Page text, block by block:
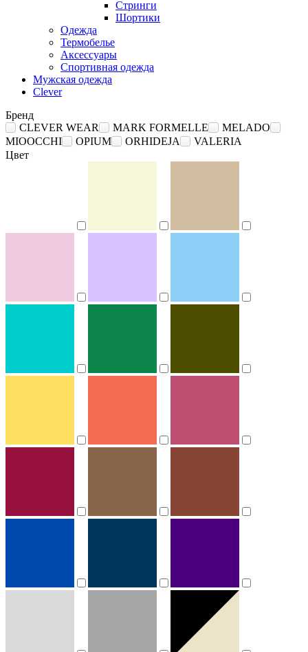
Стринги
Шортики
Одежда
Термобелье
Аксессуары
Спортивная одежда
Мужская одежда
Clever
Бренд
CLEVER WEAR
MARK FORMELLE
MELADO
MIOOCCHI
OPIUM ORHIDEJA
VALERIA
Цвет